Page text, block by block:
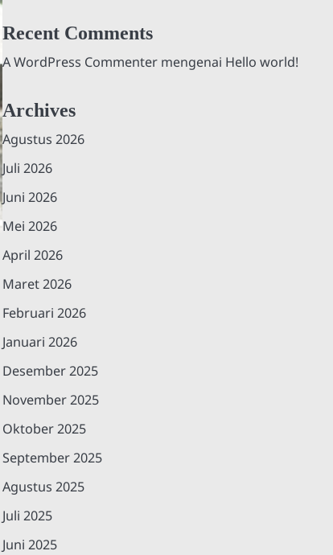
Recent Comments
A WordPress Commentermengenai Hello world!
Archives
Agustus 2026
Juli 2026
Juni 2026
Mei 2026
April 2026
Maret 2026
Februari 2026
Januari 2026
Desember 2025
November 2025
Oktober 2025
September 2025
Agustus 2025
Juli 2025
Juni 2025